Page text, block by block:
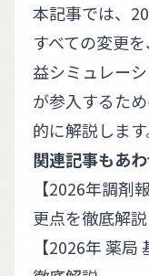
本記事では、
すべての変更
益シミュレー
が参入するた
的に解説します
関連記事もあ
【2026年調剤
更点を徹底解説
【2026年 薬